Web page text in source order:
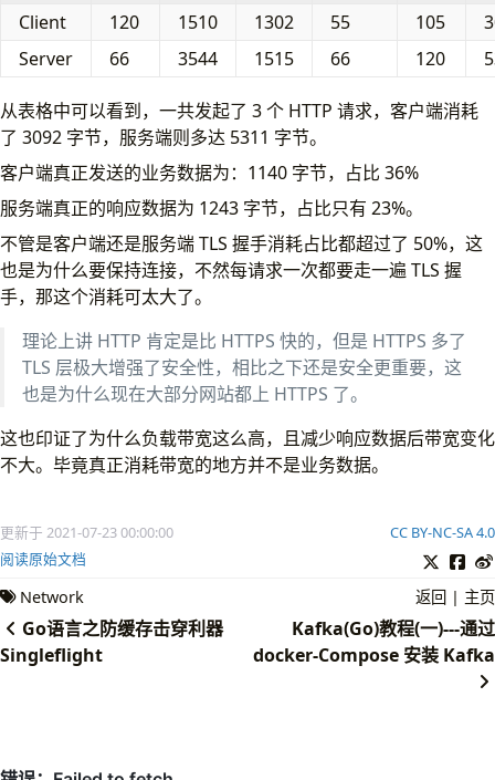
Client 120 1510 1302 55 105
Server
66 3544 1515 66 120
从表格中可以看到，一共发起了 3 个 HTTP 请求，客户端消耗
了 3092 字节，服务端则多达 5311 字节。
客户端真正发送的业务数据为：1140 字节，占比 36%
服务端真正的响应数据为 1243 字节，占比只有 23%。
不管是客户端还是服务端 TLS 握手消耗占比都超过了 50%，这
也是为什么要保持连接，不然每请求一次都要走一遍 TLS 握
手，那这个消耗可太大了。
理论上讲 HTTP 肯定是比 HTTPS 快的，但是 HTTPS 多了
TLS 层极大增强了安全性，相比之下还是安全更重要，这
也是为什么现在大部分网站都上 HTTPS 了。
这也印证了为什么负载带宽这么高，且减少响应数据后带宽变化
不大。毕竟真正消耗带宽的地方并不是业务数据。
更新于 2021-07-23 00:00:00
CC BY-NC-SA 4.0
阅读原始文档
Network 返回 | 主页
Go语言之防缓存击穿利器
Singleflight
Kafka(Go)教程(一)---通过
docker-Compose 安装 Kafka